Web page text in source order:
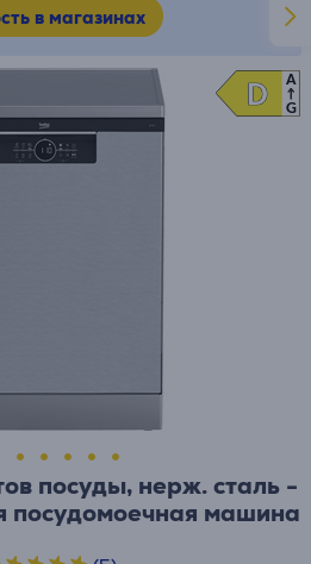
в магазинах
посуды, нерж. сталь -
посудомоечная машина
D
D
A
G